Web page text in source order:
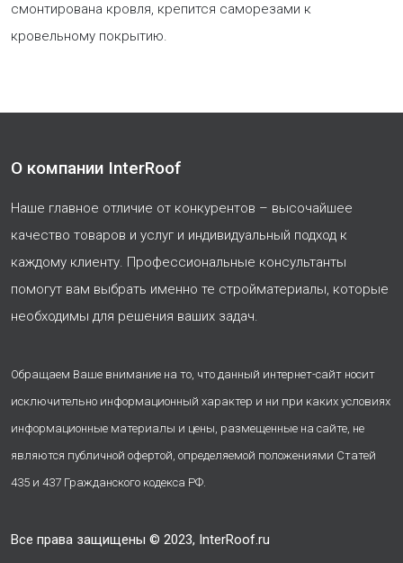
смонтирована кровля, крепится саморезами к
кровельному покрытию.
О компании InterRoof
Наше главное отличие от конкурентов – высочайшее
качество товаров и услуг и индивидуальный подход к
каждому клиенту. Профессиональные консультанты
помогут вам выбрать именно те стройматериалы, которые
необходимы для решения ваших задач.
Обращаем Ваше внимание на то, что данный интернет-сайт носит
исключительно информационный характер и ни при каких условиях
информационные материалы и цены, размещенные на сайте, не
являются публичной офертой, определяемой положениями Статей
435 и 437 Гражданского кодекса РФ.
Все права защищены © 2023, InterRoof.ru